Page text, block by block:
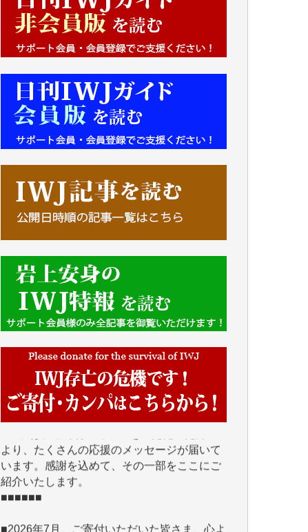
■■■■■■
IWJには、ご寄付・カンパをいただいた方々
より、たくさんの応援のメッセージが届いて
います。感謝を込めて、その一部をここにご
紹介いたします。
■■■■■■
■2026年7月、ご寄付いただいた皆さま、心よ